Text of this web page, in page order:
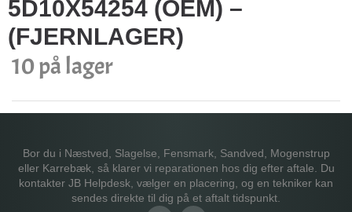
5D10X54254 (OEM) –
(FJERNLAGER)
10 på lager
Bor du i Næstved, Slagelse, Fensmark, Sandved, Mogenstrup
eller Karrebæk, så klarer vi reparationen hos dig efter aftale. Du
kontakter JB Helpdesk, vælger en placering, og en tekniker kan
sendes direkte til dig på et aftalt tidspunkt.